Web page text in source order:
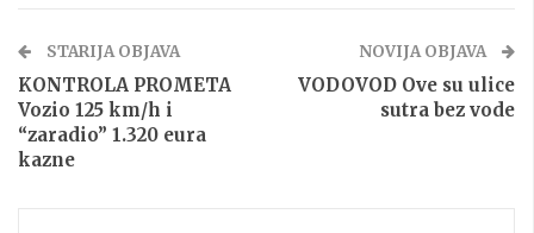
STARIJA OBJAVA
KONTROLA PROMETA
Vozio 125 km/h i
“zaradio” 1.320 eura
kazne
NOVIJA OBJAVA
VODOVOD Ove su ulice
sutra bez vode